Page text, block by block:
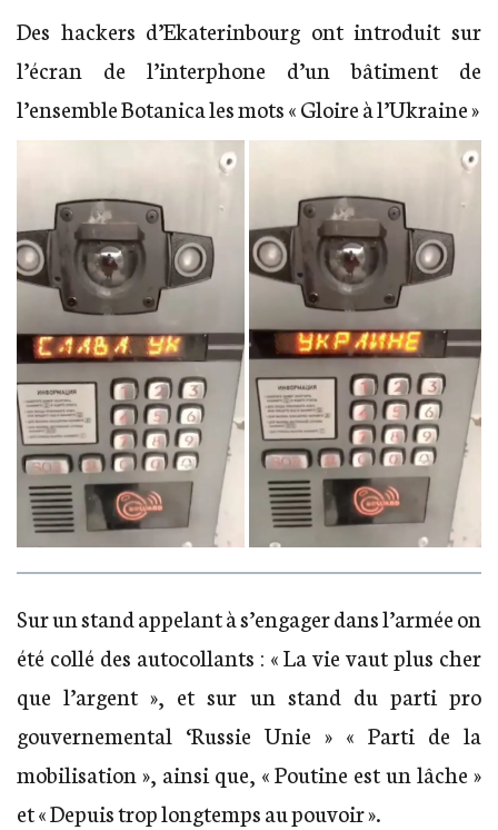
Des hackers d’Ekaterinbourg ont introduit sur
l’écran de l’interphone d’un bâtiment de
l’ensemble Botanica les mots « Gloire à l’Ukraine »
Sur un stand appelant à s’engager dans l’armée on
été collé des autocollants : « La vie vaut plus cher
que l’argent », et sur un stand du parti pro
gouvernemental ‘Russie Unie » « Parti de la
mobilisation », ainsi que, « Poutine est un lâche »
et « Depuis trop longtemps au pouvoir ».